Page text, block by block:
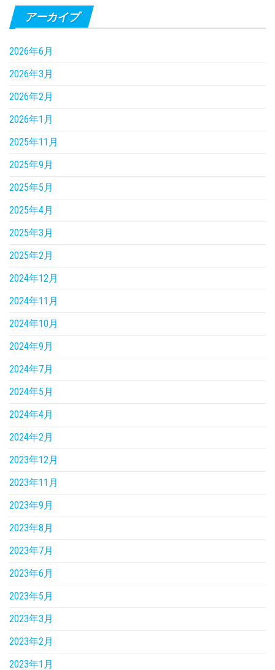
アーカイブ
2026年6月
2026年3月
2026年2月
2026年1月
2025年11月
2025年9月
2025年5月
2025年4月
2025年3月
2025年2月
2024年12月
2024年11月
2024年10月
2024年9月
2024年7月
2024年5月
2024年4月
2024年2月
2023年12月
2023年11月
2023年9月
2023年8月
2023年7月
2023年6月
2023年5月
2023年3月
2023年2月
2023年1月